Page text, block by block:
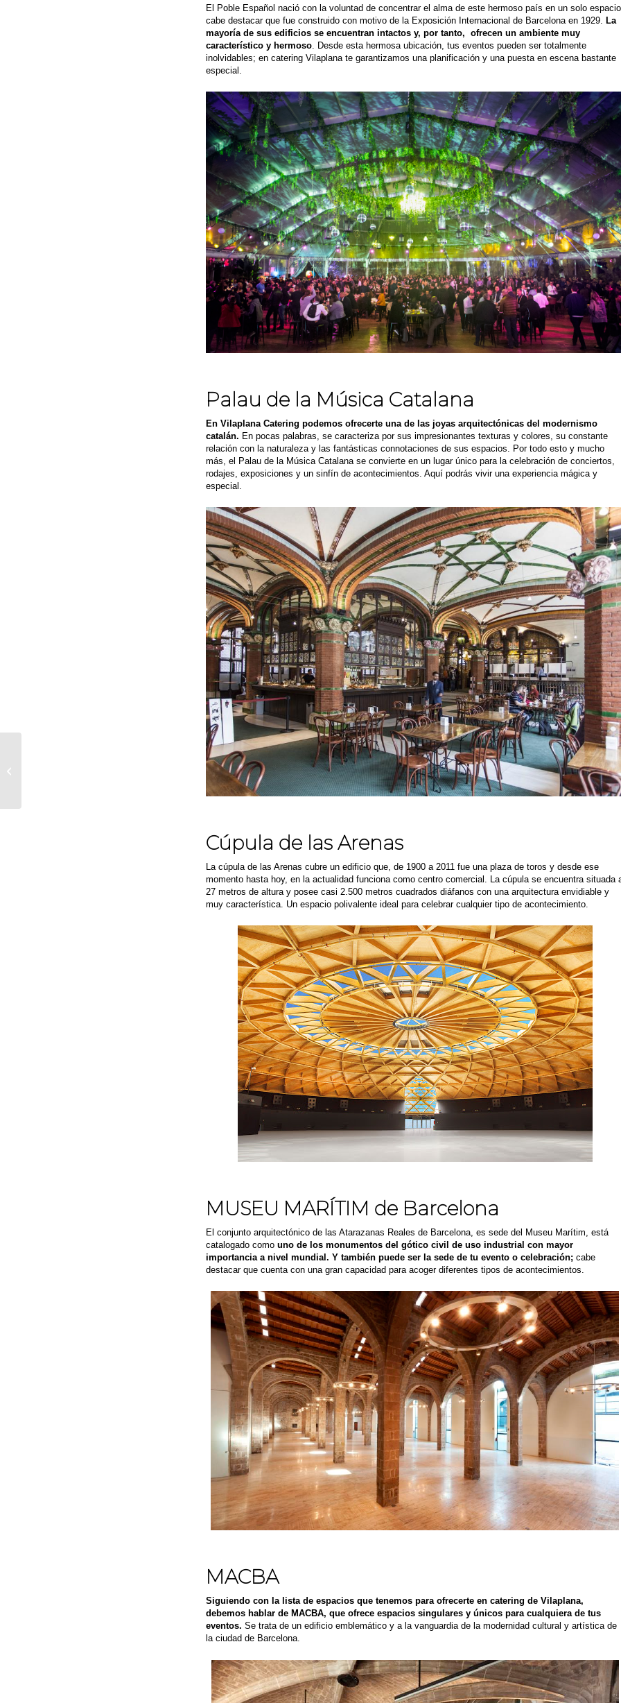
El Poble Español nació con la voluntad de concentrar el alma de este hermoso país en un solo
cabe destacar que fue construido con motivo de la Exposición Internacional de Barcelona en 1929.
La
mayoría de sus edificios se encuentran intactos y, por tanto, ofrecen un ambiente muy
característico y hermoso . Desde esta hermosa ubicación, tus eventos pueden ser totalmente
inolvidables; en catering Vilaplana te garantizamos una planificación y una puesta en escena bastante
especial.
Palau de la Música Catalana
En Vilaplana Catering podemos ofrecerte una de las joyas arquitectónicas del modernismo
catalán. En pocas palabras, se caracteriza por sus impresionantes texturas y colores, su constante
relación con la naturaleza y las fantásticas connotaciones de sus espacios. Por todo esto y mucho
más, el Palau de la Música Catalana se convierte en un lugar único para la celebración de conciertos,
rodajes, exposiciones y un sinfín de acontecimientos. Aquí podrás vivir una experiencia mágica y
especial.
Cúpula de las Arenas
La cúpula de las Arenas cubre un edificio que, de 1900 a 2011 fue una plaza de toros y desde ese
momento hasta hoy, en la actualidad funciona como centro comercial. La cúpula se encuentra situada
27 metros de altura y posee casi 2.500 metros cuadrados diáfanos con una arquitectura envidiable y
muy característica. Un espacio polivalente ideal para celebrar cualquier tipo de acontecimiento.
MUSEU MARÍTIM de Barcelona
El conjunto arquitectónico de las Atarazanas Reales de Barcelona, es sede del Museu Marítim, está
catalogado como uno de los monumentos del gótico civil de uso industrial con mayor
importancia a nivel mundial. Y también puede ser la sede de tu evento o celebración; cabe
destacar que cuenta con una gran capacidad para acoger diferentes tipos de acontecimientos.
MACBA
Siguiendo con la lista de espacios que tenemos para ofrecerte en catering de Vilaplana,
debemos hablar de MACBA, que ofrece espacios singulares y únicos para cualquiera de tus
eventos. Se trata de un edificio emblemático y a la vanguardia de la modernidad cultural y artística de
la ciudad de Barcelona.